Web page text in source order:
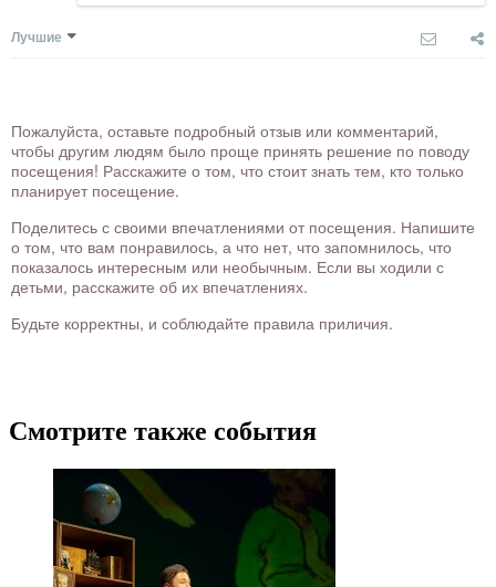
Лучшие
Пожалуйста, оставьте подробный отзыв или комментарий,
чтобы другим людям было проще принять решение по поводу
посещения! Расскажите о том, что стоит знать тем, кто только
планирует посещение.
Поделитесь с своими впечатлениями от посещения. Напишите
о том, что вам понравилось, а что нет, что запомнилось, что
показалось интересным или необычным. Если вы ходили с
детьми, расскажите об их впечатлениях.
Будьте корректны, и соблюдайте правила приличия.
Смотрите также события